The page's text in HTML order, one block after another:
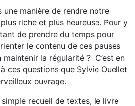
une manière de rendre notre
riche et plus heureuse. Pour y
de prendre du temps pour
le contenu de ces pauses
la régularité ? C’est en
ces questions que Sylvie Ouellet
ouvrage.
simple recueil de textes, le livre